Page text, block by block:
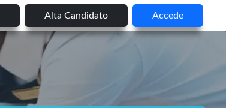
Alta Candidato Accede